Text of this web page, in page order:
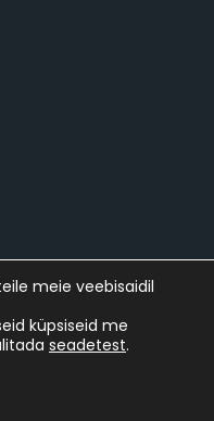
meie veebisaidil
küpsiseid me
seadetest.